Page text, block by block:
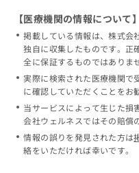
【医療機関の情報について】
掲載している情報は、株式会
独自に収集したものです。正
全に保証するものではありま
実際に検索された医療機関で
に確認していただくことをお
当サービスによって生じた損
会社ウェルネスではその賠償
情報の誤りを発見された方は
絡をいただければ幸いです。